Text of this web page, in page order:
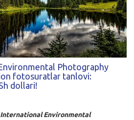
Photography
fotosuratlar tanlovi:
dollari!
International Environmental